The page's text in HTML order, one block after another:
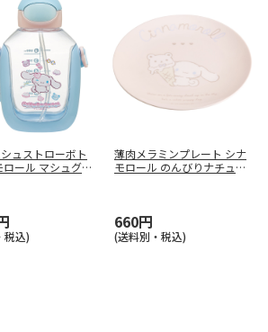
ュストローボト
ロール マシュグミ
税込)
薄肉メラミンプレート シナ
モロール のんびりナチュラ
660円
(送料別・税込)